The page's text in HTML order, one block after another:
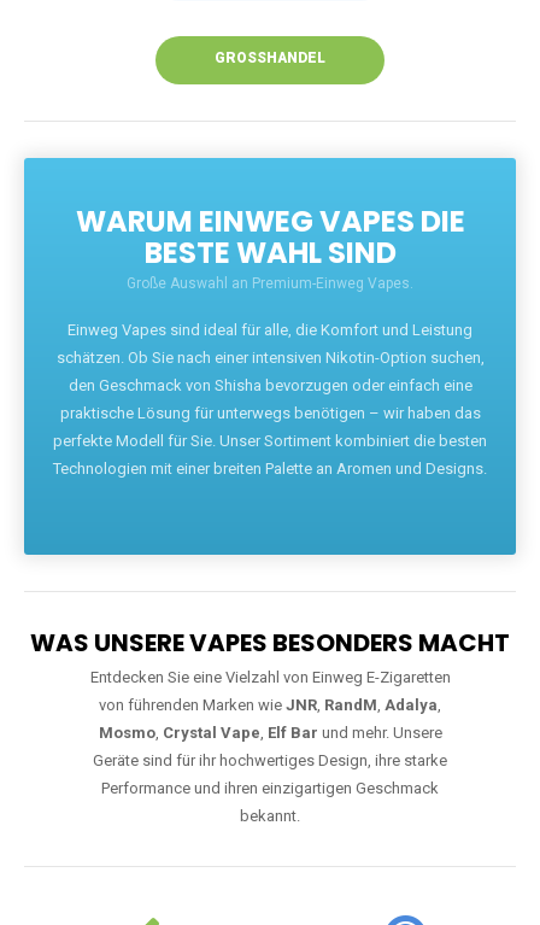
GROSSHANDEL
WARUM EINWEG VAPES DIE
BESTE WAHL SIND
Große Auswahl an Premium-Einweg Vapes.
Einweg Vapes sind ideal für alle, die Komfort und Leistung
schätzen. Ob Sie nach einer intensiven Nikotin-Option suchen,
den Geschmack von Shisha bevorzugen oder einfach eine
praktische Lösung für unterwegs benötigen – wir haben das
perfekte Modell für Sie. Unser Sortiment kombiniert die besten
Technologien mit einer breiten Palette an Aromen und Designs.
WAS UNSERE VAPES BESONDERS MACHT
Entdecken Sie eine Vielzahl von Einweg E-Zigaretten
von führenden Marken wie JNR, RandM, Adalya,
Mosmo, Crystal Vape, Elf Bar und mehr. Unsere
Geräte sind für ihr hochwertiges Design, ihre starke
Performance und ihren einzigartigen Geschmack
bekannt.